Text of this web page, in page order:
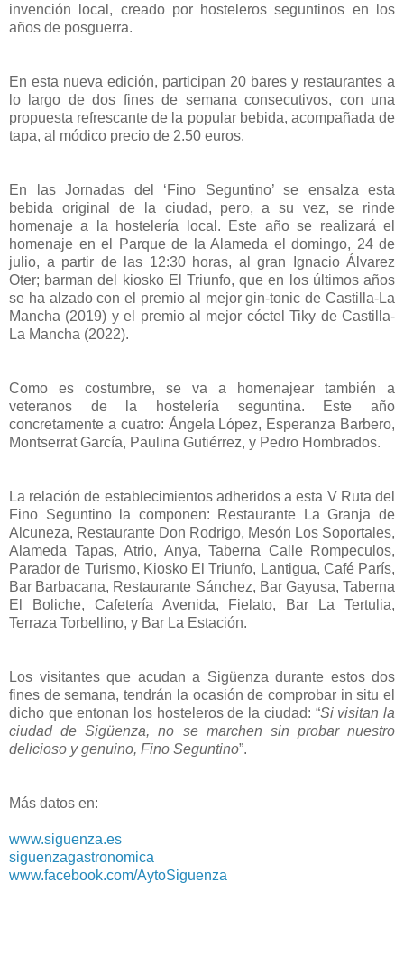
invención local, creado por hosteleros seguntinos en los
años de posguerra.
En esta nueva edición, participan 20 bares y restaurantes a
lo largo de dos fines de semana consecutivos, con una
propuesta refrescante de la popular bebida, acompañada de
tapa, al módico precio de 2.50 euros.
En las Jornadas del ‘Fino Seguntino’ se ensalza esta
bebida original de la ciudad, pero, a su vez, se rinde
homenaje a la hostelería local. Este año se realizará el
homenaje en el Parque de la Alameda el domingo, 24 de
julio, a partir de las 12:30 horas, al gran Ignacio Álvarez
Oter; barman del kiosko El Triunfo, que en los últimos años
se ha alzado con el premio al mejor gin-tonic de Castilla-La
Mancha (2019) y el premio al mejor cóctel Tiky de Castilla-
La Mancha (2022).
Como es costumbre, se va a homenajear también a
veteranos de la hostelería seguntina. Este año
concretamente a cuatro: Ángela López, Esperanza Barbero,
Montserrat García, Paulina Gutiérrez, y Pedro Hombrados.
La relación de establecimientos adheridos a esta V Ruta del
Fino Seguntino la componen: Restaurante La Granja de
Alcuneza, Restaurante Don Rodrigo, Mesón Los Soportales,
Alameda Tapas, Atrio, Anya, Taberna Calle Rompeculos,
Parador de Turismo, Kiosko El Triunfo, Lantigua, Café París,
Bar Barbacana, Restaurante Sánchez, Bar Gayusa, Taberna
El Boliche, Cafetería Avenida, Fielato, Bar La Tertulia,
Terraza Torbellino, y Bar La Estación.
Los visitantes que acudan a Sigüenza durante estos dos
fines de semana, tendrán la ocasión de comprobar in situ el
dicho que entonan los hosteleros de la ciudad: “Si visitan la
ciudad de Sigüenza, no se marchen sin probar nuestro
delicioso y genuino, Fino Seguntino”.
Más datos en:
www.siguenza.es
siguenzagastronomica
www.facebook.com/AytoSiguenza